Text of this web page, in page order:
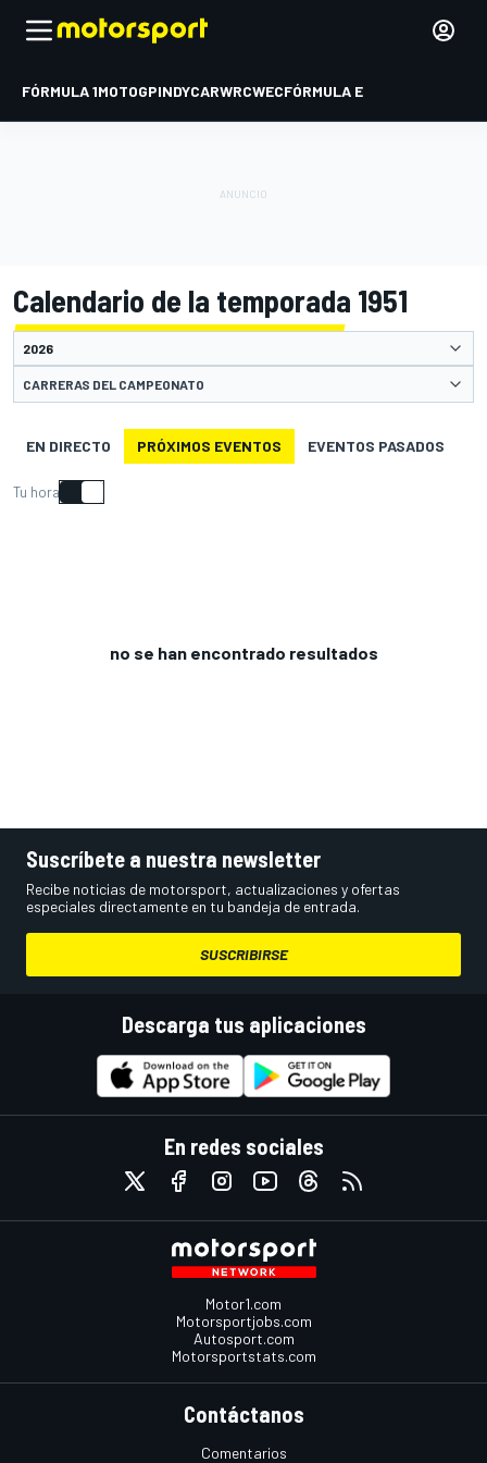
FÓRMULA 1MOTOGPINDYCARWRCWECFÓRMULA E
Calendario de la temporada 1951
CARRERAS DEL CAMPEONATO
EN DIRECTO PRÓXIMOS EVENTOS EVENTOS PASADOS
Tu hora
no se han encontrado resultados
Suscríbete a nuestra newsletter
Recibe noticias de motorsport, actualizaciones y ofertas
especiales directamente en tu bandeja de entrada.
SUSCRIBIRSE
Descarga tus aplicaciones
En redes sociales
Motor1.com
Motorsportjobs.com
Autosport.com
Motorsportstats.com
Contáctanos
Comentarios